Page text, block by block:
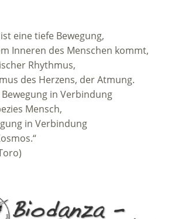
eine tiefe Bewegung,
Inneren des Menschen kommt,
Rhythmus,
des Herzens, der Atmung.
Bewegung in Verbindung
Mensch,
in Verbindung